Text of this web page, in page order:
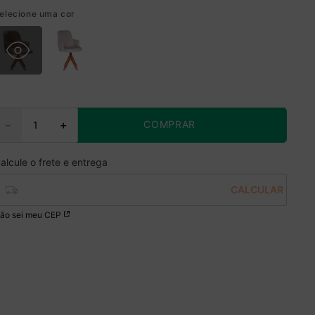
uma cor
＋
－ COMPRAR
sei meu CEP